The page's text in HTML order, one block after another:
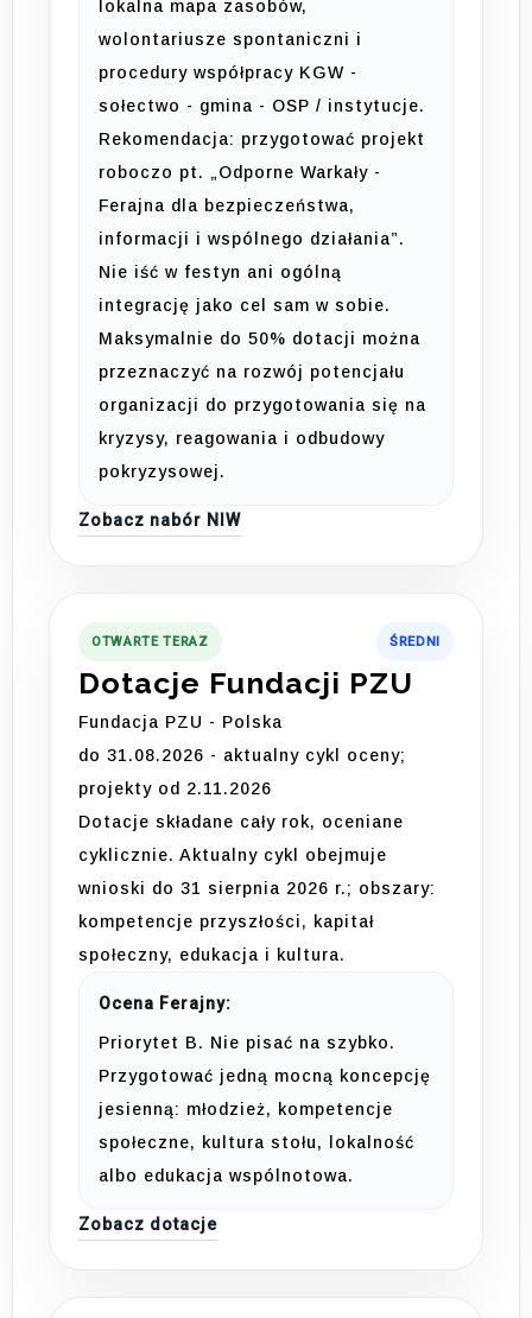
lokalna mapa zasobów,
wolontariusze spontaniczni i
procedury współpracy KGW -
sołectwo - gmina - OSP / instytucje.
Rekomendacja: przygotować projekt
roboczo pt. „Odporne Warkały -
Ferajna dla bezpieczeństwa,
informacji i wspólnego działania”.
Nie iść w festyn ani ogólną
integrację jako cel sam w sobie.
Maksymalnie do 50% dotacji można
przeznaczyć na rozwój potencjału
organizacji do przygotowania się na
kryzysy, reagowania i odbudowy
pokryzysowej.
Zobacz nabór NIW
OTWARTE TERAZ ŚREDNI
Dotacje Fundacji PZU
Fundacja PZU - Polska
do 31.08.2026 - aktualny cykl oceny;
projekty od 2.11.2026
Dotacje składane cały rok, oceniane
cyklicznie. Aktualny cykl obejmuje
wnioski do 31 sierpnia 2026 r.; obszary:
kompetencje przyszłości, kapitał
społeczny, edukacja i kultura.
Ocena Ferajny:
Priorytet B. Nie pisać na szybko.
Przygotować jedną mocną koncepcję
jesienną: młodzież, kompetencje
społeczne, kultura stołu, lokalność
albo edukacja wspólnotowa.
Zobacz dotacje